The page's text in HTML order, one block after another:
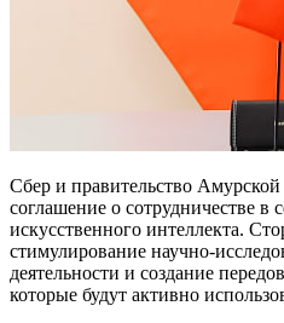
Сбер и правительство
соглашение о сотрудничестве в
искусственного интеллекта.
стимулирование научно-
деятельности и создание
которые будут активно